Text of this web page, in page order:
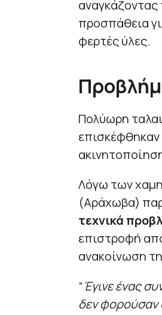
αναγκάζοντας
προσπάθεια
φερτές ύλες.
Πολύωρη
επισκέφθηκαν
Λόγω των
(Αράχωβα)
τεχνικά
επιστροφή
ανακοίνωση
“Έγινε ένας
δεν φορούσαν